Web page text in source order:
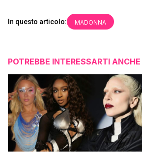
In questo articolo: MADONNA
POTREBBE INTERESSARTI ANCHE